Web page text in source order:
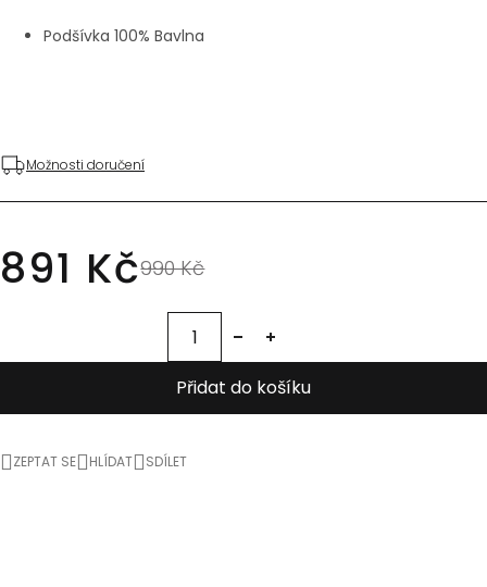
990 Kč
891 Kč
Možnosti doručení
Přidat do košíku
Podšívka 100% Bavlna
ZEPTAT SE HLÍDAT SDÍLET